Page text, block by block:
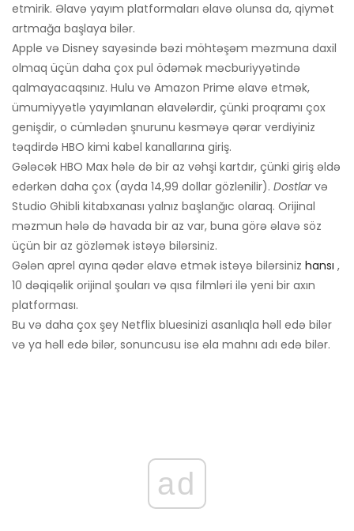
etmirik. Əlavə yayım platformaları əlavə olunsa da, qiymət
artmağa başlaya bilər.
Apple və Disney sayəsində bəzi möhtəşəm məzmuna daxil
olmaq üçün daha çox pul ödəmək məcburiyyətində
qalmayacaqsınız. Hulu və Amazon Prime əlavə etmək,
ümumiyyətlə yayımlanan əlavələrdir, çünki proqramı çox
genişdir, o cümlədən şnurunu kəsməyə qərar verdiyiniz
təqdirdə HBO kimi kabel kanallarına giriş.
Gələcək HBO Max hələ də bir az vəhşi kartdır, çünki giriş əldə
edərkən daha çox (ayda 14,99 dollar gözlənilir). Dostlarvə
Studio Ghibli kitabxanası yalnız başlanğıc olaraq. Orijinal
məzmun hələ də havada bir az var, buna görə əlavə söz
üçün bir az gözləmək istəyə bilərsiniz.
Gələn aprel ayına qədər əlavə etmək istəyə bilərsiniz hansı ,
10 dəqiqəlik orijinal şouları və qısa filmləri ilə yeni bir axın
platforması.
Bu və daha çox şey Netflix bluesinizi asanlıqla həll edə bilər
və ya həll edə bilər, sonuncusu isə əla mahnı adı edə bilər.
ad